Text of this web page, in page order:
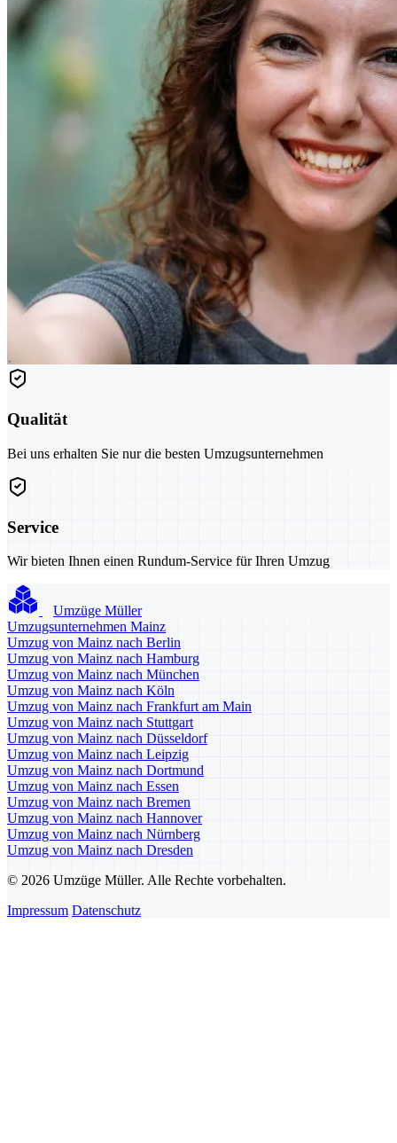
Qualität
Bei uns erhalten Sie nur die besten Umzugsunternehmen
Service
Wir bieten Ihnen einen Rundum-Service für Ihren Umzug
Umzüge Müller
Umzugsunternehmen Mainz
Umzug von Mainz nach Berlin
Umzug von Mainz nach Hamburg
Umzug von Mainz nach München
Umzug von Mainz nach Köln
Umzug von Mainz nach Frankfurt am Main
Umzug von Mainz nach Stuttgart
Umzug von Mainz nach Düsseldorf
Umzug von Mainz nach Leipzig
Umzug von Mainz nach Dortmund
Umzug von Mainz nach Essen
Umzug von Mainz nach Bremen
Umzug von Mainz nach Hannover
Umzug von Mainz nach Nürnberg
Umzug von Mainz nach Dresden
© 2026 Umzüge Müller. Alle Rechte vorbehalten.
Impressum Datenschutz